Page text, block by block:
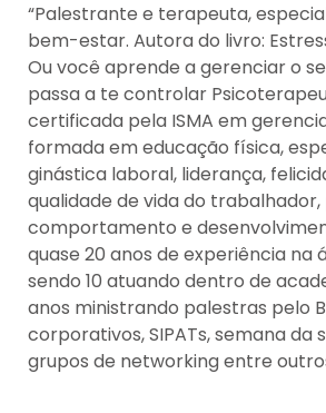
“Palestrante e terapeuta,
bem-estar. Autora do livro:
Ou você aprende a gerenciar o
passa a te controlar
certificada pela ISMA em
formada em educação física,
ginástica laboral, liderança,
qualidade de vida do
comportamento e
quase 20 anos de experiência
sendo 10 atuando dentro de
anos ministrando palestras pelo
corporativos, SIPATs, semana da
grupos de networking entre